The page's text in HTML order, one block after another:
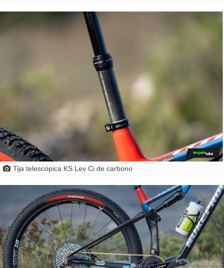
Tija telescópica KS Lev Ci de carbono